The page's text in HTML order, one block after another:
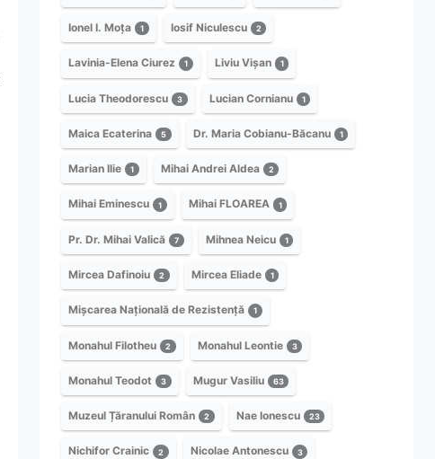
Ionel I. Moța 1 Iosif Niculescu 2
Lavinia-Elena Ciurez 1 Liviu Vișan 1
Lucia Theodorescu 3 Lucian Cornianu 1
Maica Ecaterina 5 Dr. Maria Cobianu-Băcanu 1
Marian Ilie 1 Mihai Andrei Aldea 2
Mihai Eminescu 1 Mihai FLOAREA 1
Pr. Dr. Mihai Valică 7 Mihnea Neicu 1
Mircea Dafinoiu 2 Mircea Eliade 1
Mișcarea Națională de Rezistență 1
Monahul Filotheu 2 Monahul Leontie 3
Monahul Teodot 3 Mugur Vasiliu 63
Muzeul Țăranului Român 2 Nae Ionescu 23
Nichifor Crainic 2 Nicolae Antonescu 3